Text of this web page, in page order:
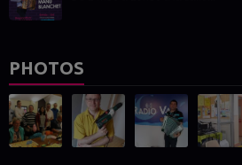
PHOTOS